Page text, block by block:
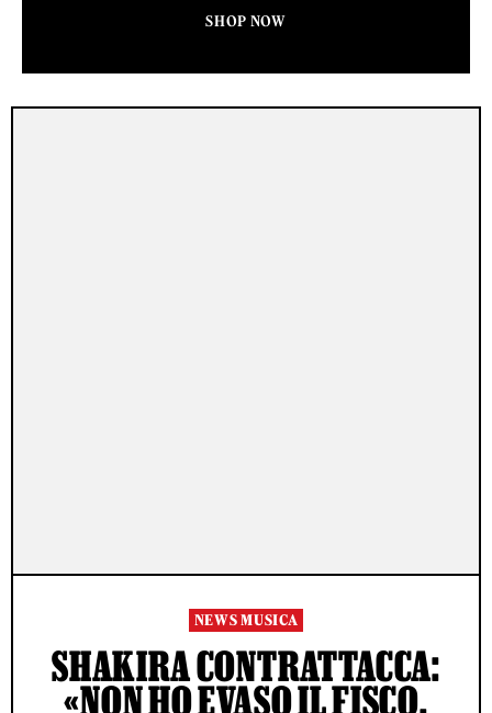
SHOP NOW
NEWS MUSICA
SHAKIRA CONTRATTACCA:
«NON HO EVASO IL FISCO,